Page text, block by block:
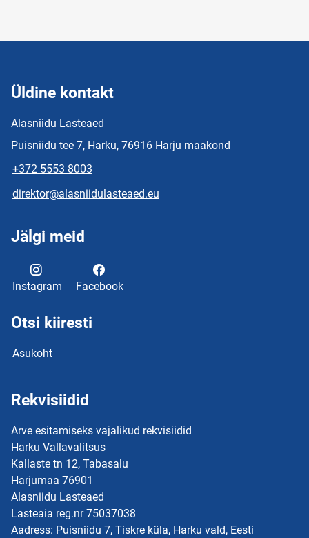
Üldine kontakt
Alasniidu Lasteaed
Puisniidu tee 7, Harku, 76916 Harju maakond
+372 5553 8003
direktor@alasniidulasteaed.eu
Jälgi meid
Instagram Facebook
Otsi kiiresti
Asukoht
Rekvisiidid
Arve esitamiseks vajalikud rekvisiidid
Harku Vallavalitsus
Kallaste tn 12, Tabasalu
Harjumaa 76901
Alasniidu Lasteaed
Lasteaia reg.nr 75037038
Aadress: Puisniidu 7, Tiskre küla, Harku vald, Eesti